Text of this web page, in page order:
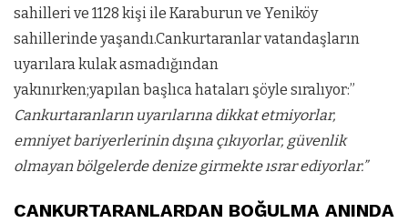
sahilleri ve 1128 kişi ile Karaburun ve Yeniköy
sahillerinde yaşandı.Cankurtaranlar vatandaşların
uyarılara kulak asmadığından
yakınırken;yapılan başlıca hataları şöyle sıralıyor:”
Cankurtaranların uyarılarına dikkat etmiyorlar,
emniyet bariyerlerinin dışına çıkıyorlar, güvenlik
olmayan bölgelerde denize girmekte ısrar ediyorlar.”
CANKURTARANLARDAN BOĞULMA ANINDA